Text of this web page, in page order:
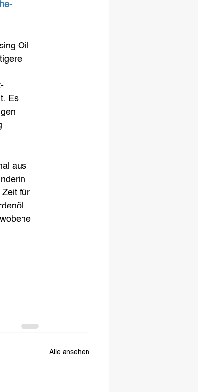
Oil
Es
aus
Zeit für
Alle ansehen